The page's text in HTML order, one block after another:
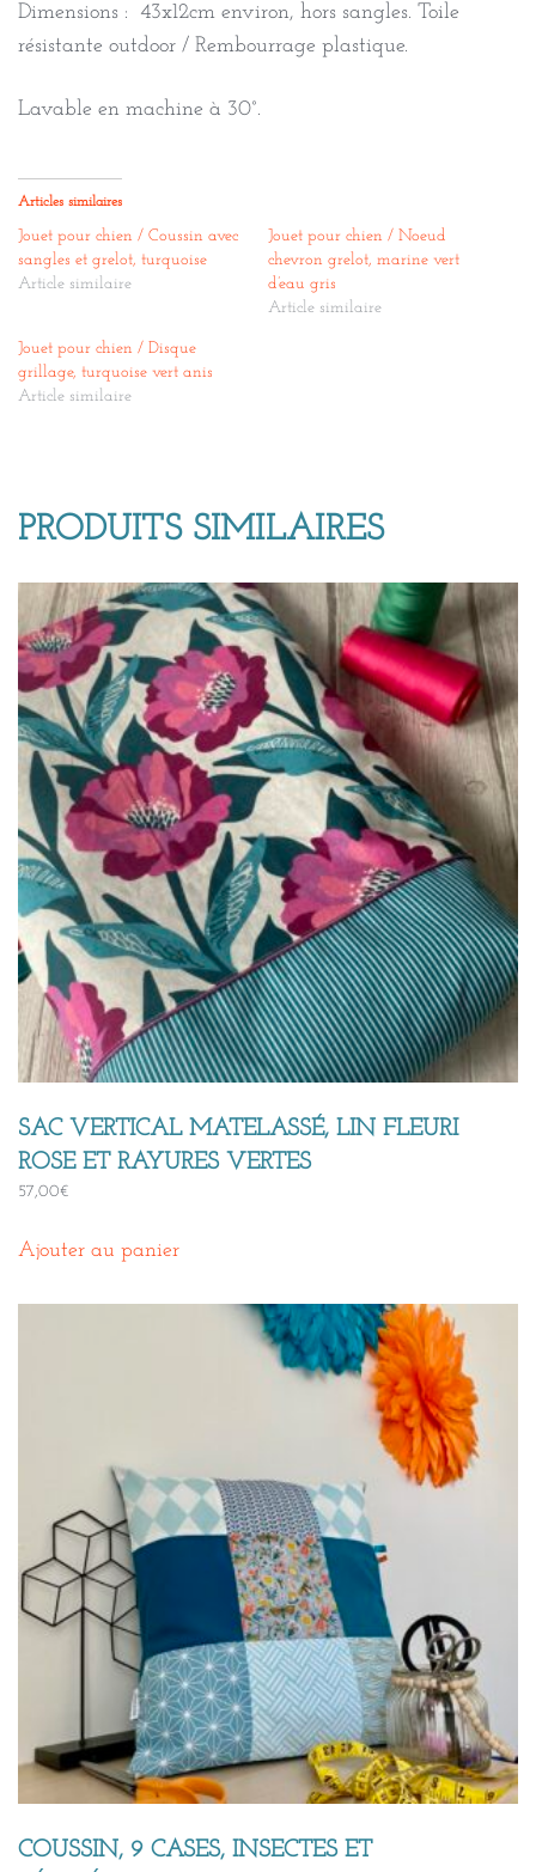
et
sangles,
Dimensions : 43x12cm environ, hors sangles. Toile
résistante outdoor / Rembourrage plastique.
Lavable en machine à 30°.
Articles similaires
Jouet pour chien / Coussin avec
sangles et grelot, turquoise
Article similaire
Jouet pour chien / Noeud
chevron grelot, marine vert
d’eau gris
Article similaire
Jouet pour chien / Disque
grillage, turquoise vert anis
Article similaire
PRODUITS SIMILAIRES
SAC VERTICAL MATELASSÉ, LIN FLEURI
ROSE ET RAYURES VERTES
57,00€
Ajouter au panier
COUSSIN, 9 CASES, INSECTES ET